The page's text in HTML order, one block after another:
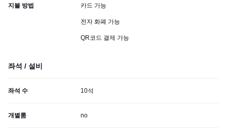
지불 방법 카드 가능
전자 화폐 가능
QR코드 결제 가능
좌석 / 설비
좌석 수 10석
개별룸 no